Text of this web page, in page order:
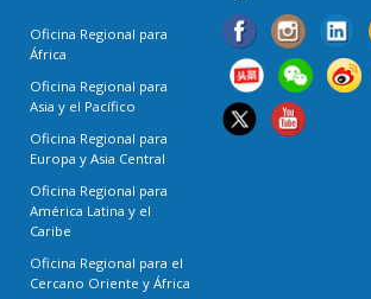
Oficina Regional para
África
Oficina Regional para
Asia y el Pacífico
Oficina Regional para
Europa y Asia Central
Oficina Regional para
América Latina y el
Caribe
Oficina Regional para el
Cercano Oriente y África